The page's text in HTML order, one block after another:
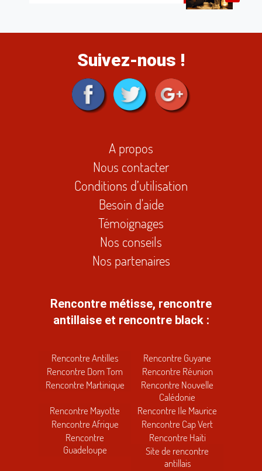
Suivez-nous !
A propos
Nous contacter
Conditions d’utilisation
Besoin d'aide
Témoignages
Nos conseils
Nos partenaires
Rencontre métisse, rencontre
antillaise et rencontre black :
Rencontre Antilles
Rencontre Dom Tom
Rencontre Martinique
Rencontre Guyane
Rencontre Réunion
Rencontre Nouvelle
Calédonie
Rencontre Mayotte
Rencontre Afrique
Rencontre
Guadeloupe
Rencontre Ile Maurice
Rencontre Cap Vert
Rencontre Haiti
Site de rencontre
antillais